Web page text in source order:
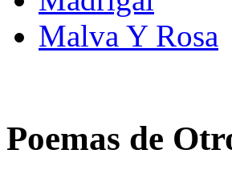
Malva Y Rosa
Poemas de